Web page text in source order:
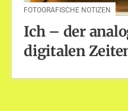
FOTOGRAFISCHE NOTIZEN
Ich – der
digitalen